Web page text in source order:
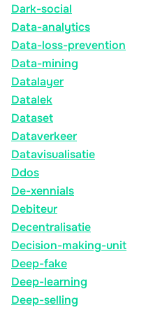
Dark-social
Data-analytics
Data-loss-prevention
Data-mining
Datalayer
Datalek
Dataset
Dataverkeer
Datavisualisatie
Ddos
De-xennials
Debiteur
Decentralisatie
Decision-making-unit
Deep-fake
Deep-learning
Deep-selling